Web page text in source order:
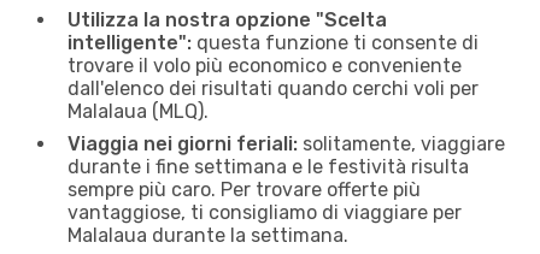
Utilizza la nostra opzione "Scelta
intelligente": questa funzione ti consente di
trovare il volo più economico e conveniente
dall'elenco dei risultati quando cerchi voli per
Malalaua (MLQ).
Viaggia nei giorni feriali: solitamente, viaggiare
durante i fine settimana e le festività risulta
sempre più caro. Per trovare offerte più
vantaggiose, ti consigliamo di viaggiare per
Malalaua durante la settimana.